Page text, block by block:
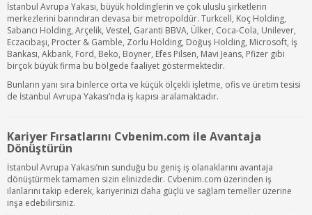
İstanbul Avrupa Yakası, büyük holdinglerin ve çok uluslu şirketlerin
merkezlerini barındıran devasa bir metropoldür. Turkcell, Koç Holding,
Sabancı Holding, Arçelik, Vestel, Garanti BBVA, Ülker, Coca-Cola, Unilever,
Eczacıbaşı, Procter & Gamble, Zorlu Holding, Doğuş Holding, Microsoft, İş
Bankası, Akbank, Ford, Beko, Boyner, Efes Pilsen, Mavi Jeans, Pfizer gibi
birçok büyük firma bu bölgede faaliyet göstermektedir.
Bunların yanı sıra binlerce orta ve küçük ölçekli işletme, ofis ve üretim tesisi
de İstanbul Avrupa Yakası’nda iş kapısı aralamaktadır.
Kariyer Fırsatlarını Cvbenim.com ile Avantaja
Dönüştürün
İstanbul Avrupa Yakası’nın sunduğu bu geniş iş olanaklarını avantaja
dönüştürmek tamamen sizin elinizdedir. Cvbenim.com üzerinden iş
ilanlarını takip ederek, kariyerinizi daha güçlü ve sağlam temeller üzerine
inşa edebilirsiniz.